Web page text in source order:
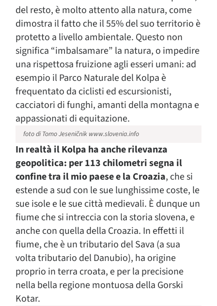
del resto, è molto attento alla natura, come
dimostra il fatto che il 55% del suo territorio è
protetto a livello ambientale. Questo non
significa “imbalsamare” la natura, o impedire
una rispettosa fruizione agli esseri umani: ad
esempio il Parco Naturale del Kolpa è
frequentato da ciclisti ed escursionisti,
cacciatori di funghi, amanti della montagna e
appassionati di equitazione.
foto di Tomo Jeseničnik www.slovenia.info
In realtà il Kolpa ha anche rilevanza
geopolitica: per 113 chilometri segna il
confine tra il mio paese e la Croazia, che si
estende a sud con le sue lunghissime coste, le
sue isole e le sue città medievali. È dunque un
fiume che si intreccia con la storia slovena, e
anche con quella della Croazia. In effetti il
fiume, che è un tributario del Sava (a sua
volta tributario del Danubio), ha origine
proprio in terra croata, e per la precisione
nella bella regione montuosa della Gorski
Kotar.